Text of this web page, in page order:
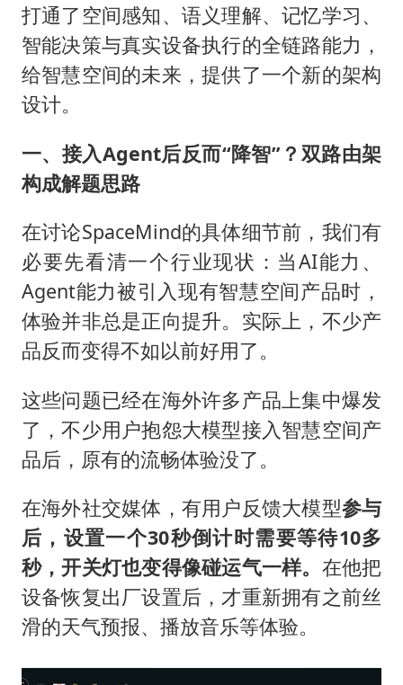
打通了空间感知、语义理解、记忆学习、
智能决策与真实设备执行的全链路能力，
给智慧空间的未来，提供了一个新的架构
设计。
一、接入Agent后反而“降智”？双路由架
构成解题思路
在讨论SpaceMind的具体细节前，我们有
必要先看清一个行业现状：当AI能力、
Agent能力被引入现有智慧空间产品时，
体验并非总是正向提升。实际上，不少产
品反而变得不如以前好用了。
这些问题已经在海外许多产品上集中爆发
了，不少用户抱怨大模型接入智慧空间产
品后，原有的流畅体验没了。
在海外社交媒体，有用户反馈大模型参与
后，设置一个30秒倒计时需要等待10多
秒，开关灯也变得像碰运气一样。 在他把
设备恢复出厂设置后，才重新拥有之前丝
滑的天气预报、播放音乐等体验。